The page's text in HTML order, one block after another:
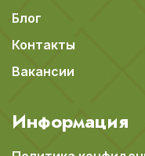
Блог
Контакты
Вакансии
Информация